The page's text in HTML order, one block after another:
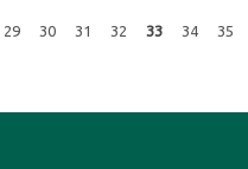
29 30 31 32 33 34 35